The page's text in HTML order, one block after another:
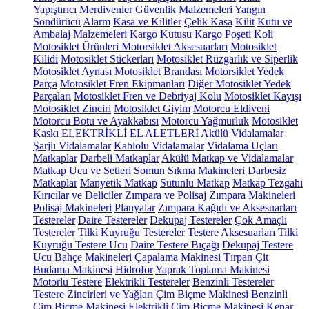
Yapıştırıcı Merdivenler Güvenlik Malzemeleri Yangın
Söndürücü Alarm Kasa ve Kilitler Çelik Kasa Kilit Kutu ve
Ambalaj Malzemeleri Kargo Kutusu Kargo Poşeti Koli
Motosiklet Ürünleri Motorsiklet Aksesuarları Motosiklet
Kilidi Motosiklet Stickerları Motosiklet Rüzgarlık ve Siperlik
Motosiklet Aynası Motosiklet Brandası Motorsiklet Yedek
Parça Motosiklet Fren Ekipmanları Diğer Motosiklet Yedek
Parçaları Motosiklet Fren ve Debriyaj Kolu Motosiklet Kayışı
Motosiklet Zinciri Motosiklet Giyim Motorcu Eldiveni
Motorcu Botu ve Ayakkabısı Motorcu Yağmurluk Motosiklet
Kaskı ELEKTRİKLİ EL ALETLERİ Akülü Vidalamalar
Şarjlı Vidalamalar Kablolu Vidalamalar Vidalama Uçları
Matkaplar Darbeli Matkaplar Akülü Matkap ve Vidalamalar
Matkap Ucu ve Setleri Somun Sıkma Makineleri Darbesiz
Matkaplar Manyetik Matkap Sütunlu Matkap Matkap Tezgahı
Kırıcılar ve Deliciler Zımpara ve Polisaj Zımpara Makineleri
Polisaj Makineleri Planyalar Zımpara Kağıdı ve Aksesuarları
Testereler Daire Testereler Dekupaj Testereler Çok Amaçlı
Testereler Tilki Kuyruğu Testereler Testere Aksesuarları Tilki
Kuyruğu Testere Ucu Daire Testere Bıçağı Dekupaj Testere
Ucu Bahçe Makineleri Çapalama Makinesi Tırpan Çit
Budama Makinesi HidroforYaprak Toplama Makinesi
Motorlu Testere Elektrikli Testereler Benzinli Testereler
Testere Zincirleri ve Yağları Çim Biçme Makinesi Benzinli
Çim Biçme Makinesi Elektrikli Çim Biçme Makinesi Kenar